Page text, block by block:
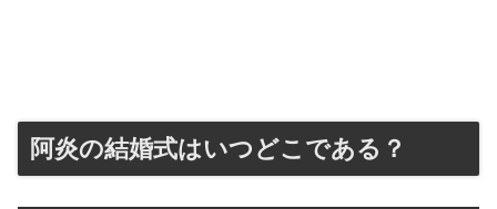
阿炎の結婚式はいつどこである？